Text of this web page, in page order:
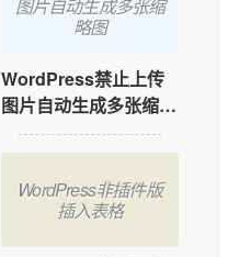
图片自动生成多张缩
略图
WordPress禁止上传
图片自动生成多张缩略
WordPress非插件版
插入表格